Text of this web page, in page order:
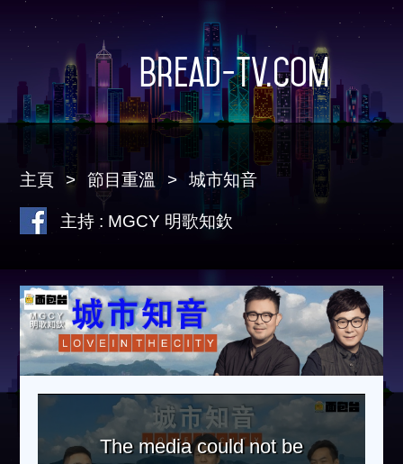
Bread-TV.com
主頁 節目重溫 城市知音
主持 : MGCY 明歌知欽
The media could not be